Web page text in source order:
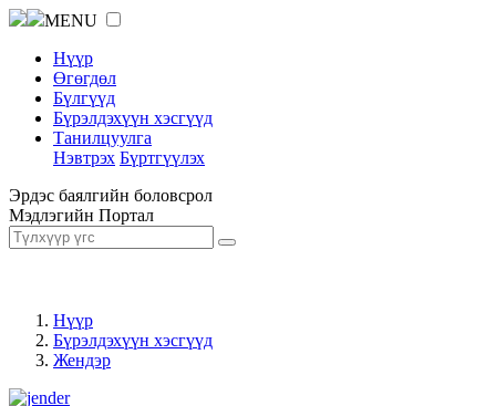
MENU
Нүүр
Өгөгдөл
Бүлгүүд
Бүрэлдэхүүн хэсгүүд
Танилцуулга
Нэвтрэх Бүртгүүлэх
Эрдэс баялгийн боловсрол
Мэдлэгийн Портал
Нүүр
Бүрэлдэхүүн хэсгүүд
Жендэр